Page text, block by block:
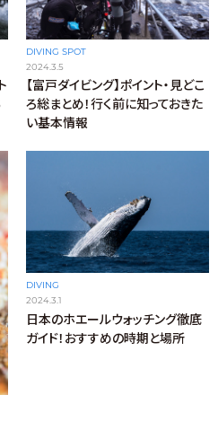
DIVING SPOT
2024.3.5
【富戸ダイビング】ポイント・見どこ
ろ総まとめ！行く前に知っておきた
い基本情報
DIVING
2024.3.1
日本のホエールウォッチング徹底
ガイド！おすすめの時期と場所